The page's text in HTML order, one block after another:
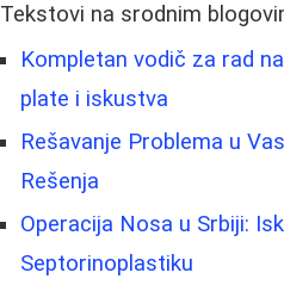
Tekstovi na srodnim
Kompletan vodič za rad
plate i iskustva
Rešavanje Problema u
Rešenja
Operacija Nosa u Srbiji:
Septorinoplastiku